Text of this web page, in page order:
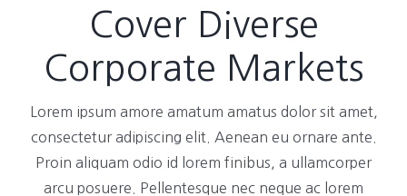
Cover Diverse
Corporate Markets
Lorem ipsum amore amatum amatus dolor sit amet,
consectetur adipiscing elit. Aenean eu ornare ante.
Proin aliquam odio id lorem finibus, a ullamcorper
arcu posuere. Pellentesque nec neque ac lorem